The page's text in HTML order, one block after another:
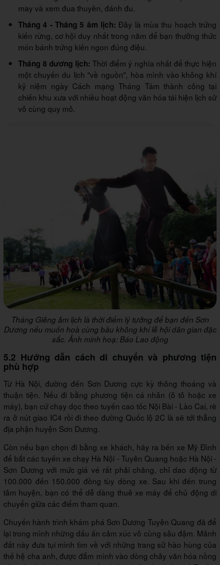
may và xem đua thuyền, đánh đu.
Tháng 4 - Tháng 5 âm lịch: Đây là mùa thu hoạch trứng
kiến rừng, cơ hội duy nhất trong năm để bạn thưởng thức
món bánh trứng kiến ngon đúng điệu.
Tháng 8 dương lịch: Thời điểm ý nghĩa nhất để thực hiện
một chuyến du lịch "về nguồn", hòa mình vào không khí
kỷ niệm ngày Cách mạng Tháng Tám thành công tại
chiến khu xưa với nhiều hoạt động văn hóa tái hiện lịch sử
vô cùng quy mô.
Tháng Giêng âm lịch là thời điểm lý tưởng để bạn đến Sơn
Dương nếu muốn hoà cùng bầu không khí lễ hội dân gian đặc
sắc. Ảnh minh hoạ: Báo Lao động
5.2 Hướng dẫn cách di chuyển và phương tiện
phù hợp
Từ Hà Nội, đường đến Sơn Dương cực kỳ thông thoáng và
thuận tiện. Nếu đi bằng phương tiện cá nhân (ô tô hoặc xe
máy), bạn cứ chạy dọc theo tuyến cao tốc Nội Bài - Lào Cai, rẽ
ra ở nút giao IC4 rồi đi theo đường Quốc lộ 2C là sẽ tới thẳng
địa phận huyện Sơn Dương.
Còn nếu bạn chọn đi bằng xe khách, hãy ra bến xe Mỹ Đình
để bắt các tuyến xe chạy Hà Nội - Tuyên Quang hoặc Hà Nội -
Sơn Dương với mức giá vé rất phải chăng, chỉ dao động từ
100.000 đến 150.000 đồng tùy dòng xe. Sau khi đến trung
tâm huyện, bạn có thể dễ dàng thuê xe máy để chủ động di
chuyển giữa các điểm tham quan.
Chuyến hành trình khám phá Sơn Dương Tuyên Quang đã để
lại trong mình những dấu ấn cảm xúc vô cùng sâu đậm. Mảnh
đất này đưa tụi mình tìm về với những trang sử hào hùng của
thế hệ cha anh, được đắm mình vào dòng chảy văn hóa nồng